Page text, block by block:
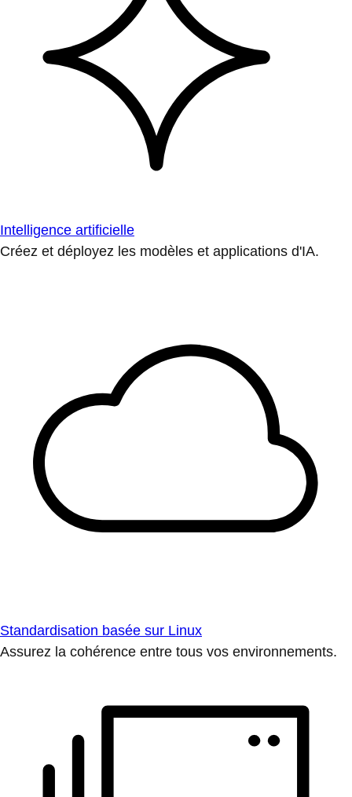
Intelligence artificielle
Créez et déployez les modèles et applications d'IA.
Standardisation basée sur Linux
Assurez la cohérence entre tous vos environnements.